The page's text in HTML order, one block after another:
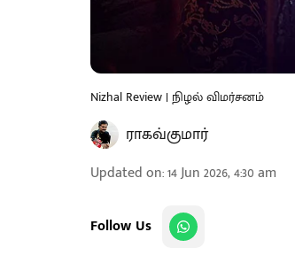
Nizhal Review | நிழல் விமர்சனம்
ராகவ்குமார்
Updated on:14 Jun 2026, 4:30 am
Follow Us